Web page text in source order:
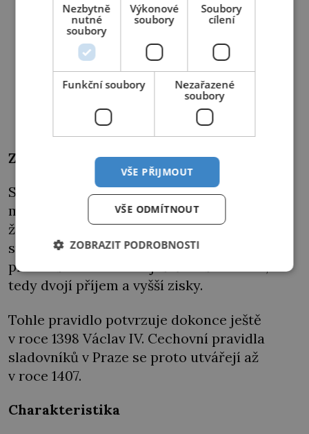
Založení
Sladovnický cech se utváří pomalu, protože
měšťanům s právem várečným se do
žádného spolku nechce. Vaření piva se bere
spíš jako obchod, ne řemeslo, takže
pivovarští mohou mít ještě další živnost, a
tedy dvojí příjem a vyšší zisky.
Tohle pravidlo potvrzuje dokonce ještě
v roce 1398 Václav IV. Cechovní pravidla
sladovníků v Praze se proto utvářejí až
v roce 1407.
Charakteristika
Nezbytně
nutné
soubory
Výkonové
soubory
Soubory
cílení
Funkční soubory
Nezařazené
soubory
VŠE PŘIJMOUT
VŠE ODMÍTNOUT
ZOBRAZIT PODROBNOSTI